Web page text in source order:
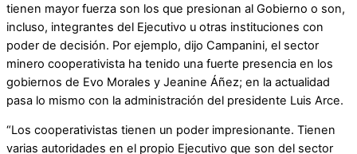
tienen mayor fuerza son los que presionan al Gobierno o son,
incluso, integrantes del Ejecutivo u otras instituciones con
poder de decisión. Por ejemplo, dijo Campanini, el sector
minero cooperativista ha tenido una fuerte presencia en los
gobiernos de Evo Morales y Jeanine Áñez; en la actualidad
pasa lo mismo con la administración del presidente Luis Arce.
“Los cooperativistas tienen un poder impresionante. Tienen
varias autoridades en el propio Ejecutivo que son del sector